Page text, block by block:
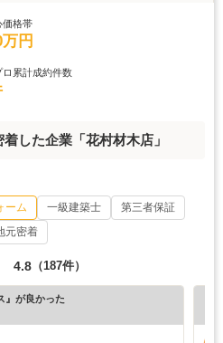
価格帯
円
ロ累計成約件数
した企業「花村材木店」
ーム 一級建築士
第三者保証
元密着
4.8 （187件）
』が良かった